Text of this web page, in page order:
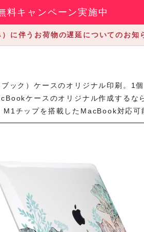
料キャンペーン実施中
に伴うお荷物の遅延についてのお知
ック）ケースのオリジナル印刷。1
ケースのオリジナル作成するな
M1チップを搭載したMacBook対応可